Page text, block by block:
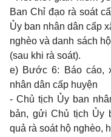
Ban Chỉ đạo rà soát
Ủy ban nhân dân cấp
nghèo và danh sách
(sau khi rà soát).
e) Bước 6: Báo cáo,
nhân dân cấp huyện
- Chủ tịch Ủy ban
bản, gửi Chủ tịch Ủy
quả rà soát hộ nghèo,